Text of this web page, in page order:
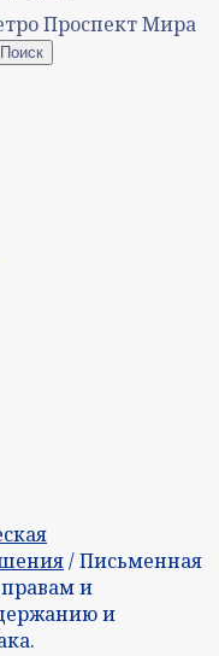
Проспект Мира
/ Письменная
и
и